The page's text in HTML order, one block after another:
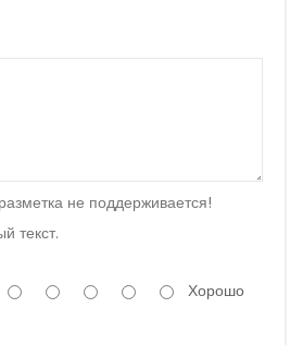
не поддерживается!
текст.
Хорошо